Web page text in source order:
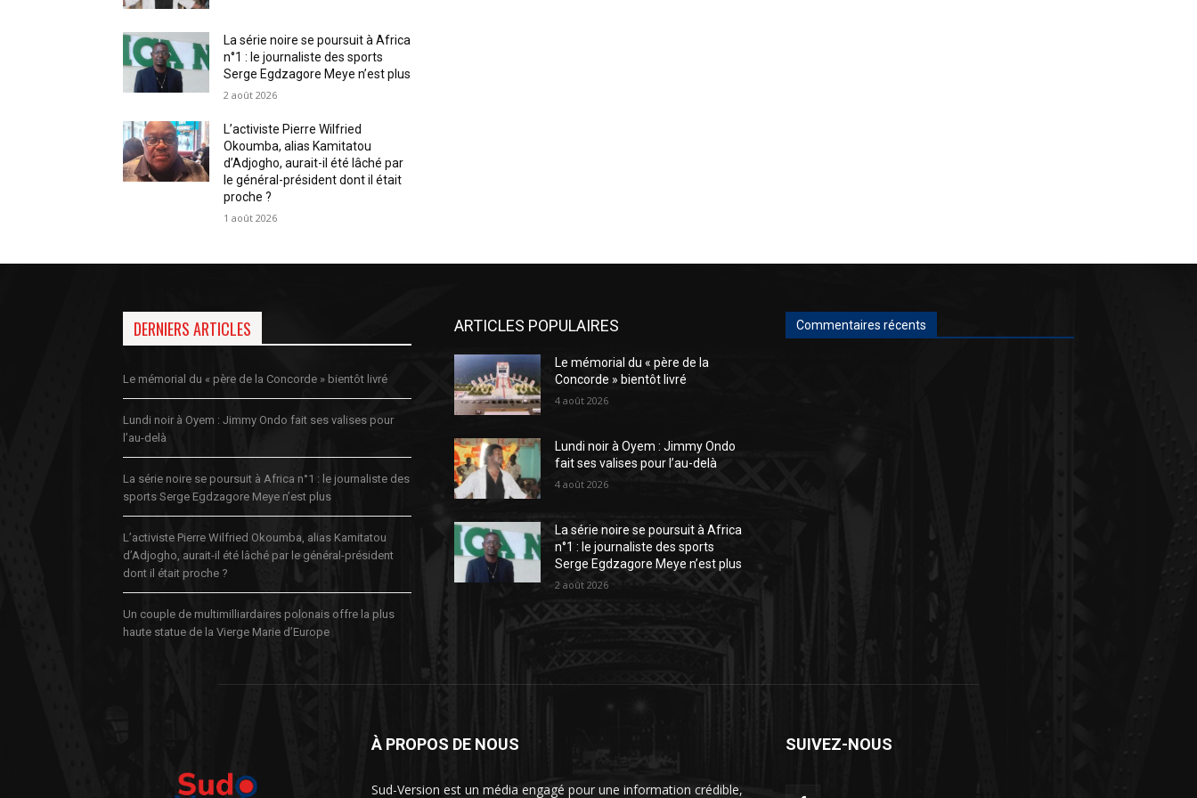
La série noire se poursuit à Africa
n°1 : le journaliste des sports
Serge Egdzagore Meye n’est plus
2 août 2026
L’activiste Pierre Wilfried
Okoumba, alias Kamitatou
d’Adjogho, aurait-il été lâché par
le général-président dont il était
proche ?
1 août 2026
DERNIERS ARTICLES
Le mémorial du « père de la Concorde » bientôt livré
Lundi noir à Oyem : Jimmy Ondo fait ses valises pour
l’au-delà
La série noire se poursuit à Africa n°1 : le journaliste des
sports Serge Egdzagore Meye n’est plus
L’activiste Pierre Wilfried Okoumba, alias Kamitatou
d’Adjogho, aurait-il été lâché par le général-président
dont il était proche ?
Un couple de multimilliardaires polonais offre la plus
haute statue de la Vierge Marie d’Europe
ARTICLES POPULAIRES
Le mémorial du « père de la
Concorde » bientôt livré
4 août 2026
Lundi noir à Oyem : Jimmy Ondo
fait ses valises pour l’au-delà
4 août 2026
La série noire se poursuit à Africa
n°1 : le journaliste des sports
Serge Egdzagore Meye n’est plus
2 août 2026
Commentaires récents
À PROPOS DE NOUS
Sud-Version est un média engagé pour une information crédible,
SUIVEZ-NOUS